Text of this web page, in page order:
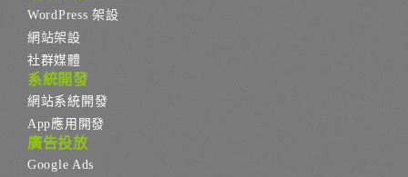
WordPress 架設
網站架設
社群媒體
系統開發
網站系統開發
App應用開發
廣告投放
Google Ads